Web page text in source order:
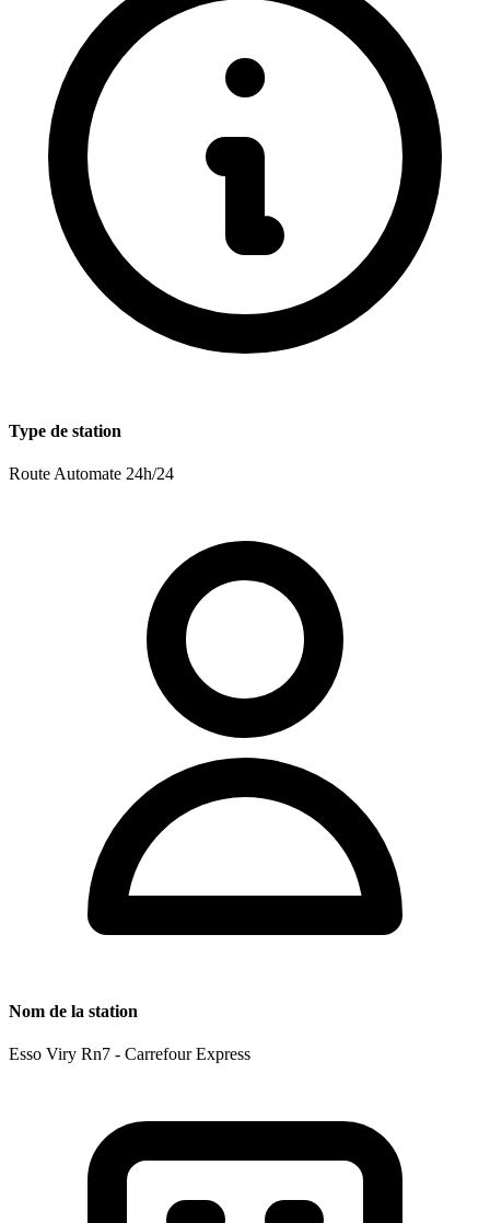
Type de station
Route Automate 24h/24
Nom de la station
Esso Viry Rn7 - Carrefour Express